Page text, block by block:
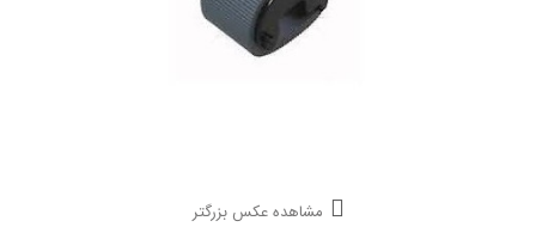
مشاهده عکس بزرگتر